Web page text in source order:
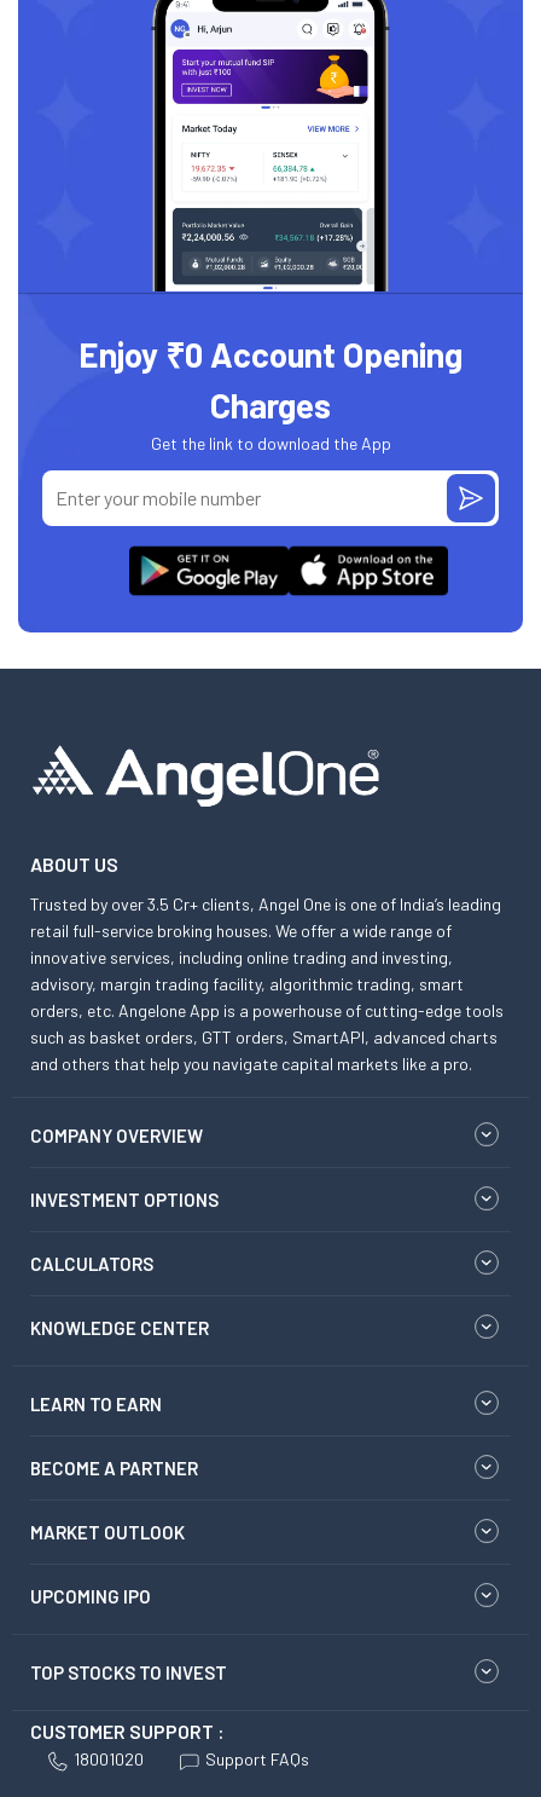
Enjoy ₹0 Account Opening
Charges
Get the link to download the App
ABOUT US
Trusted by over 3.5 Cr+ clients, Angel One is one of India’s leading
retail full-service broking houses. We offer a wide range of
innovative services, including online trading and investing,
advisory, margin trading facility, algorithmic trading, smart
orders, etc. Angelone App is a powerhouse of cutting-edge tools
such as basket orders, GTT orders, SmartAPI, advanced charts
and others that help you navigate capital markets like a pro.
COMPANY OVERVIEW
INVESTMENT OPTIONS
CALCULATORS
KNOWLEDGE CENTER
LEARN TO EARN
BECOME A PARTNER
MARKET OUTLOOK
UPCOMING IPO
TOP STOCKS TO INVEST
CUSTOMER SUPPORT :
18001020 Support FAQs